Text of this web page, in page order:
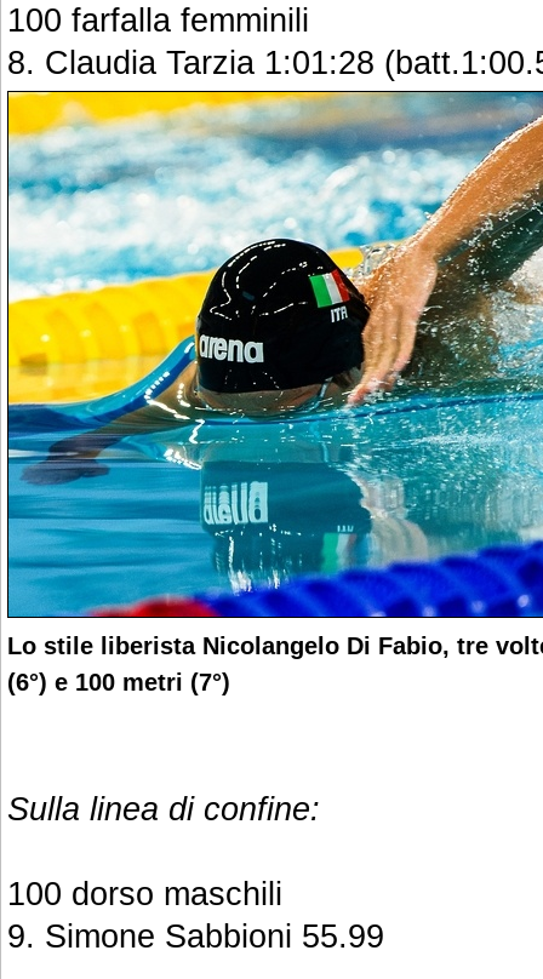
100 farfalla femminili
8. Claudia Tarzia 1:01:28
Lo stile liberista Nicolangelo Di Fabio, tre
(6°) e 100 metri (7°)
Sulla linea di confine:
100 dorso maschili
9. Simone Sabbioni 55.99